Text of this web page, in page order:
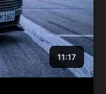
11:17